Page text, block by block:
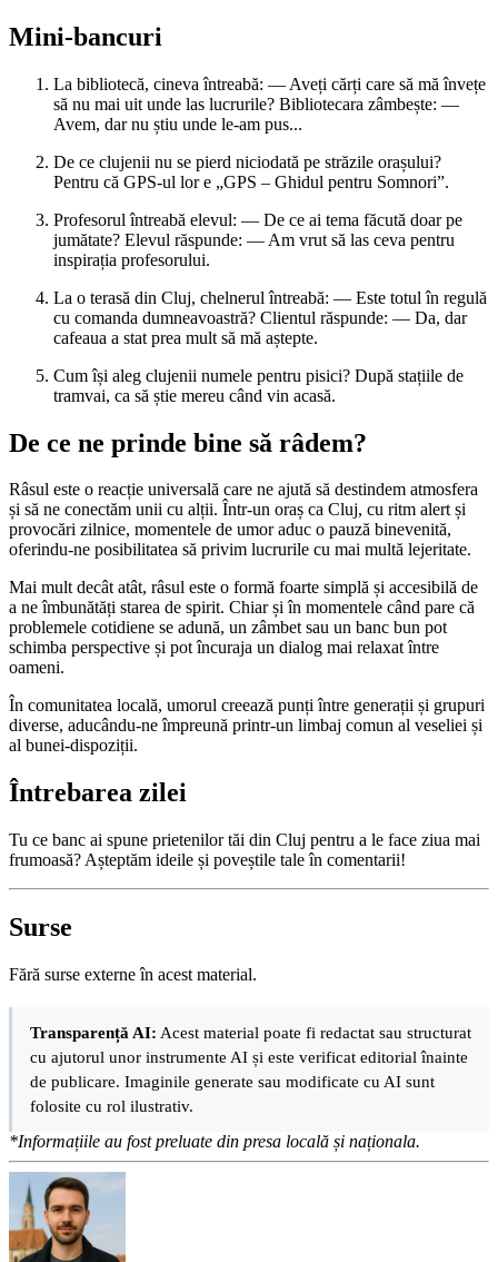
Mini-bancuri
La bibliotecă, cineva întreabă: — Aveți cărți care să mă învețe
să nu mai uit unde las lucrurile? Bibliotecara zâmbește: —
Avem, dar nu știu unde le-am pus...
De ce clujenii nu se pierd niciodată pe străzile orașului?
Pentru că GPS-ul lor e „GPS – Ghidul pentru Somnori”.
Profesorul întreabă elevul: — De ce ai tema făcută doar pe
jumătate? Elevul răspunde: — Am vrut să las ceva pentru
inspirația profesorului.
La o terasă din Cluj, chelnerul întreabă: — Este totul în regulă
cu comanda dumneavoastră? Clientul răspunde: — Da, dar
cafeaua a stat prea mult să mă aștepte.
Cum își aleg clujenii numele pentru pisici? După stațiile de
tramvai, ca să știe mereu când vin acasă.
De ce ne prinde bine să râdem?
Râsul este o reacție universală care ne ajută să destindem atmosfera
și să ne conectăm unii cu alții. Într-un oraș ca Cluj, cu ritm alert și
provocări zilnice, momentele de umor aduc o pauză binevenită,
oferindu-ne posibilitatea să privim lucrurile cu mai multă lejeritate.
Mai mult decât atât, râsul este o formă foarte simplă și accesibilă de
a ne îmbunătăți starea de spirit. Chiar și în momentele când pare că
problemele cotidiene se adună, un zâmbet sau un banc bun pot
schimba perspective și pot încuraja un dialog mai relaxat între
oameni.
În comunitatea locală, umorul creează punți între generații și grupuri
diverse, aducându-ne împreună printr-un limbaj comun al veseliei și
al bunei-dispoziții.
Întrebarea zilei
Tu ce banc ai spune prietenilor tăi din Cluj pentru a le face ziua mai
frumoasă? Așteptăm ideile și poveștile tale în comentarii!
Surse
Fără surse externe în acest material.
Transparență AI: Acest material poate fi redactat sau structurat
cu ajutorul unor instrumente AI și este verificat editorial înainte
de publicare. Imaginile generate sau modificate cu AI sunt
folosite cu rol ilustrativ.
*Informațiile au fost preluate din presa locală și naționala.